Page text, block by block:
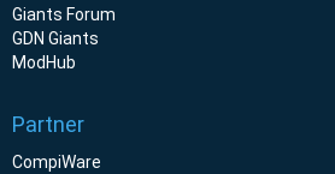
Giants Forum
GDN Giants
ModHub
Partner
CompiWare